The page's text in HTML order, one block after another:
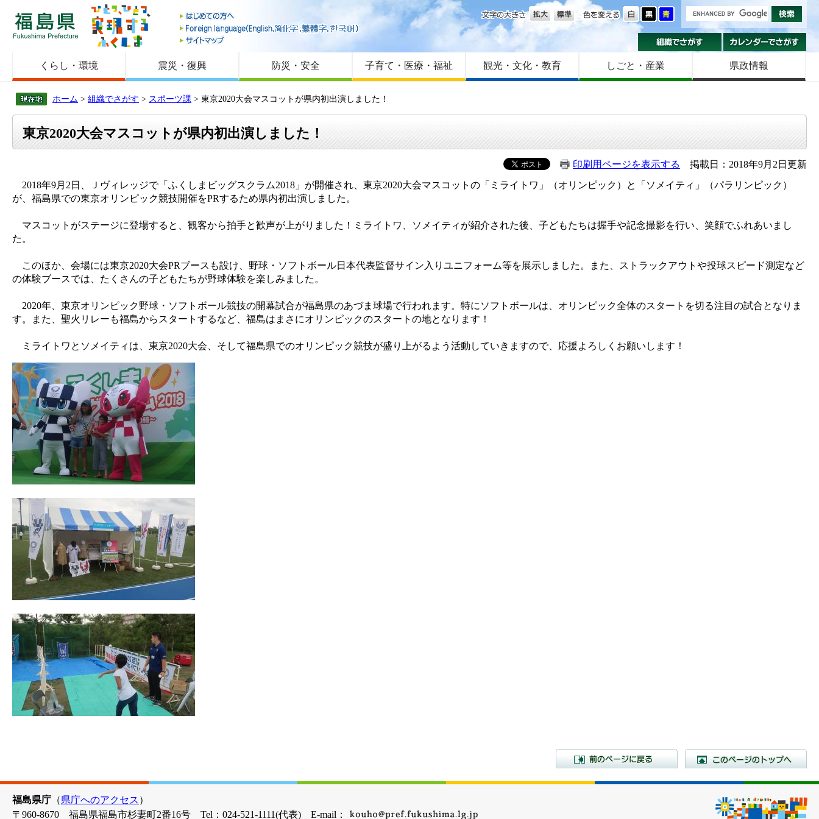
福島県
はじめての方へ
Foreign language
サイトマップ
色を変える
文字の大きさ
組織でさがす
くらし・環境 震災・復興 防災・安全 子育て・医療・福祉 観光・文化・教育 しごと・産業 県政情報
ホーム > 組織でさがす > スポーツ課 > 東京2020大会マスコットが県内初出演しました！
東京2020大会マスコットが県内初出演しました！
印刷用ページを表示する
掲載日：2018年9月2日更新
2018年9月2日、Ｊヴィレッジで「ふくしまビッグスクラム2018」が開催され、東京2020大会マスコットの「ミライトワ」（オリンピック）と「ソメイティ」（パラリンピック）
が、福島県での東京オリンピック競技開催をPRするため県内初出演しました。
マスコットがステージに登場すると、観客から拍手と歓声が上がりました！ミライトワ、ソメイティが紹介された後、子どもたちは握手や記念撮影を行い、笑顔でふれあいまし
た。
このほか、会場には東京2020大会PRブースも設け、野球・ソフトボール日本代表監督サイン入りユニフォーム等を展示しました。また、ストラックアウトや投球スピード測定など
の体験ブースでは、たくさんの子どもたちが野球体験を楽しみました。
2020年、東京オリンピック野球・ソフトボール競技の開幕試合が福島県のあづま球場で行われます。特にソフトボールは、オリンピック全体のスタートを切る注目の試合となりま
す。また、聖火リレーも福島からスタートするなど、福島はまさにオリンピックのスタートの地となります！
ミライトワとソメイティは、東京2020大会、そして福島県でのオリンピック競技が盛り上がるよう活動していきますので、応援よろしくお願いします！
前のページに戻る
福島県庁 （県庁へのアクセス ）
〒960-8670 福島県福島市杉妻町2番16号 Tel：024-521-1111(代表) E-mail：